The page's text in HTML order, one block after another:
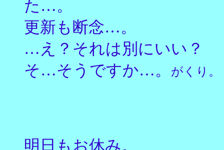
た…。
更新も断念…。
…え？それは別にいい？
そ…そうですか…。
がくり。
明日もお休み。